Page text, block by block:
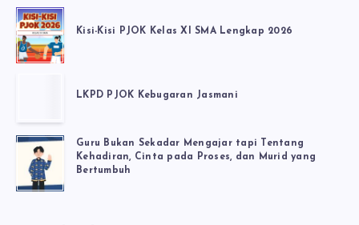
Kisi-Kisi PJOK Kelas XI SMA Lengkap 2026
LKPD PJOK Kebugaran Jasmani
Guru Bukan Sekadar Mengajar tapi Tentang
Kehadiran, Cinta pada Proses, dan Murid yang
Bertumbuh